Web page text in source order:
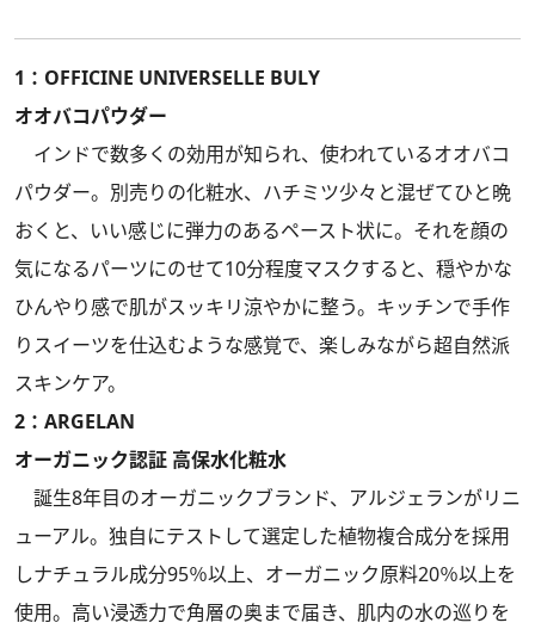
1：OFFICINE UNIVERSELLE BULY
オオバコパウダー
インドで数多くの効用が知られ、使われているオオバコ
パウダー。別売りの化粧水、ハチミツ少々と混ぜてひと晩
おくと、いい感じに弾力のあるペースト状に。それを顔の
気になるパーツにのせて10分程度マスクすると、穏やかな
ひんやり感で肌がスッキリ涼やかに整う。キッチンで手作
りスイーツを仕込むような感覚で、楽しみながら超自然派
スキンケア。
2：ARGELAN
オーガニック認証 高保水化粧水
誕生8年目のオーガニックブランド、アルジェランがリニ
ューアル。独自にテストして選定した植物複合成分を採用
しナチュラル成分95％以上、オーガニック原料20％以上を
使用。高い浸透力で角層の奥まで届き、肌内の水の巡りを